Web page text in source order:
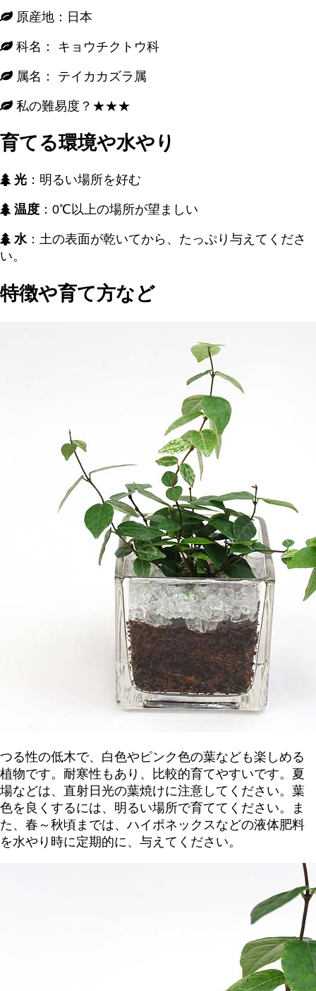
原産地：日本
科名： キョウチクトウ科
属名： テイカカズラ属
私の難易度？★★★
育てる環境や水やり
光 ：明るい場所を好む
温度 ：0℃以上の場所が望ましい
水：土の表面が乾いてから、たっぷり与えてくださ
い。
特徴や育て方など
つる性の低木で、白色やピンク色の葉なども楽しめる
植物です。耐寒性もあり、比較的育てやすいです。夏
場などは、直射日光の葉焼けに注意してください。葉
色を良くするには、明るい場所で育ててください。ま
た、春～秋頃までは、ハイポネックスなどの液体肥料
を水やり時に定期的に、与えてください。